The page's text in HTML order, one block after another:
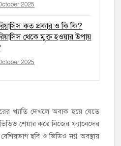
2025
কত প্রকার ও কি কি?
থেকে মুক্ত হওয়ার উপায়
2025
খ্যাতি দেখলে অবাক হয়ে যেতে
শেয়ার করে নিজের ফ্যানেদের
ছবি ও ভিডিও নগ্ন অবস্থায়